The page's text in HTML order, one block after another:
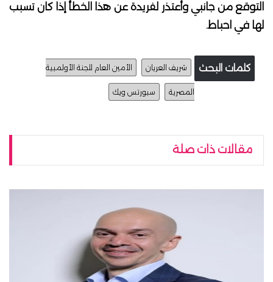
التوقع من جانبي وأعتذر لفريدة عن هذا الخطأ إذا كان تسبب
لها في احباط.
كلمات البحث شريف العريان الأمين العام للجنة الأولمبية
المصرية سبورتس ويك
مقالات ذات صلة